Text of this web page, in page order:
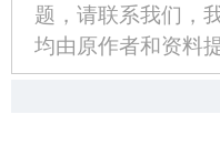
题，请联系我们，
均由原作者和资料